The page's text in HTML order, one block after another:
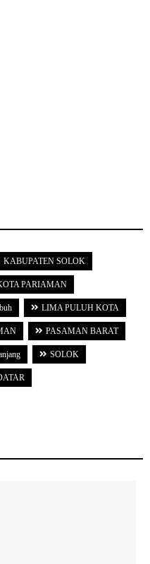
KABUPATEN SOLOK
PARIAMAN
LIMA PULUH KOTA
PASAMAN BARAT
SOLOK